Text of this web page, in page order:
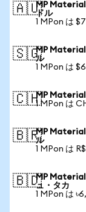
🇦🇺MP
ドル
1 MPon は
🇸🇬MP
ル
1 MPon は
🇨🇭MP
1 MPon は
🇧🇷MP
ル
1 MPon は
🇧🇩MP
ュ・タカ
1 MPon は